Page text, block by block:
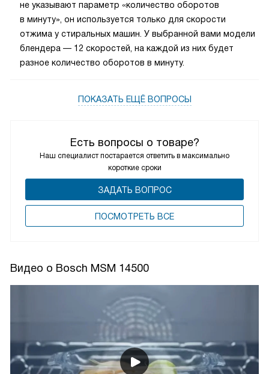
Есть вопросы о товаре?
Наш специалист постарается ответить в максимально
короткие сроки
ЗАДАТЬ ВОПРОС
ПОCМОТРЕТЬ ВСЕ
не указывают параметр «количество оборотов
в минуту», он используется только для скорости
отжима у стиральных машин. У выбранной вами модели
блендера — 12 скоростей, на каждой из них будет
разное количество оборотов в минуту.
ПОКАЗАТЬ ЕЩЁ ВОПРОСЫ
Видео о Bosch MSM 14500